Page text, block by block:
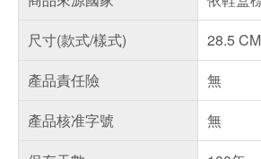
尺寸(款式/樣式)
28.5 CM
產品責任險
無
產品核准字號
無